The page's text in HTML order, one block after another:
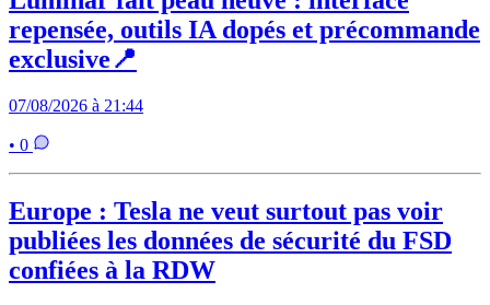
repensée, outils IA dopés et précommande
exclusive📍
07/08/2026 à 21:44
• 0
Europe : Tesla ne veut surtout pas voir
publiées les données de sécurité du FSD
confiées à la RDW